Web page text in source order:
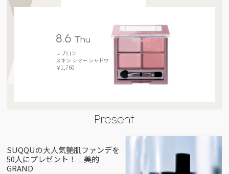
8.6 Thu
レブロン
スキン シマー シャドウ
￥1,760
Present
SUQQUの大人気艶肌ファンデを
50人にプレゼント！｜美的
GRAND